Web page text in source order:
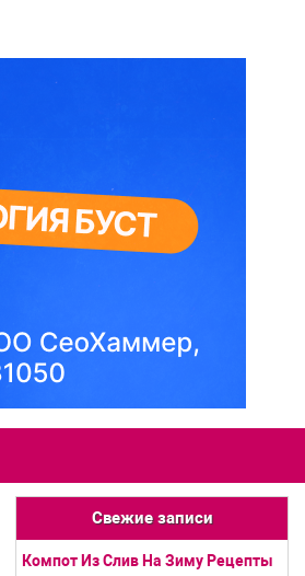
Свежие записи
Компот Из Слив На Зиму Рецепты